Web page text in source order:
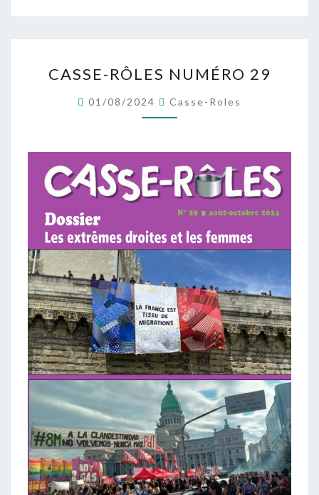
RÔLES
NUMÉRO
29
CASSE-RÔLES NUMÉRO 29
01/08/2024 Casse-Roles